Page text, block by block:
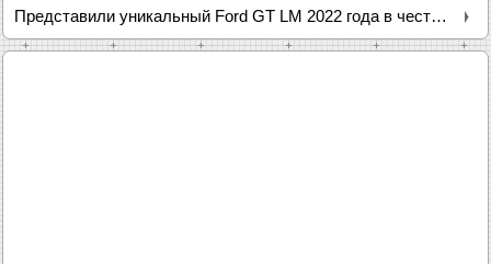
Представили уникальный Ford GT LM 2022 года в честь легендарного суперкара Ле-Мана